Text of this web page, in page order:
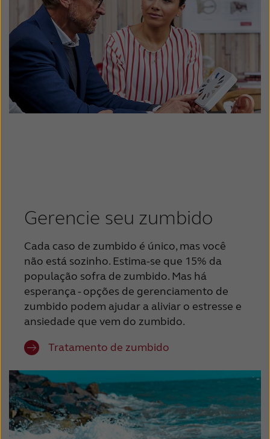
Gerencie seu zumbido
Cada caso de zumbido é único, mas você
não está sozinho. Estima-se que 15% da
população sofra de zumbido. Mas há
esperança - opções de gerenciamento de
zumbido podem ajudar a aliviar o estresse e
ansiedade que vem do zumbido.
Tratamento de zumbido